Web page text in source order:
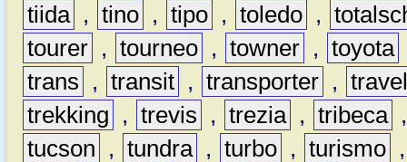
tiida , tino , tipo , toledo ,
tourer , tourneo , towner , toyota
trans
, transit , transporter ,
trekking
, trevis , trezia , tribeca
tucson
, tundra , turbo , turismo